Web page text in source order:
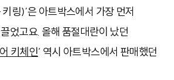
링)’은 아트박스에서 가장 먼저
었고요. 올해 품절대란이 났던
키체인’ 역시 아트박스에서 판매했던